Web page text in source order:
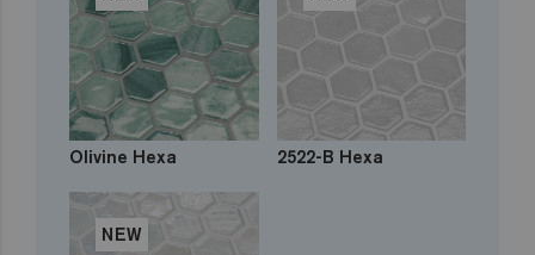
Olivine Hexa 2522-B Hexa
NEW